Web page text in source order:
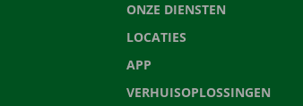
ONZE DIENSTEN
LOCATIES
APP
VERHUISOPLOSSINGEN